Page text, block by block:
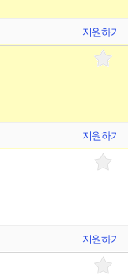
지원하기
지원하기
지원하기